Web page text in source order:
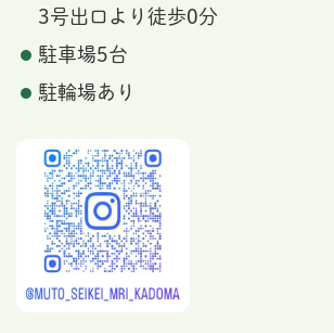
3号出口より徒歩0分
駐車場5台
駐輪場あり